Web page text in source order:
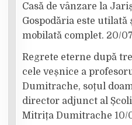
Casă de vânzare la
Gospodăria este utilată
mobilată complet. 20/
Regrete eterne după
cele veșnice a
Dumitrache, soțul
director adjunct al
Mitrița Dumitrache 10/